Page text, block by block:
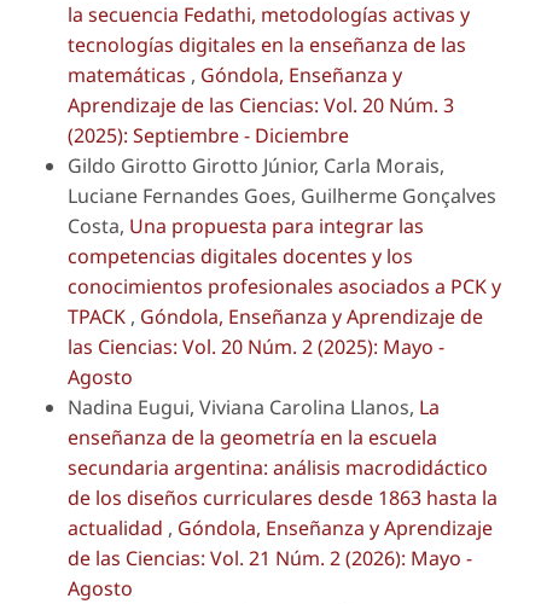
la secuencia Fedathi, metodologías activas y
tecnologías digitales en la enseñanza de las
matemáticas , Góndola, Enseñanza y
Aprendizaje de las Ciencias: Vol. 20 Núm. 3
(2025): Septiembre - Diciembre
Gildo Girotto Girotto Júnior, Carla Morais,
Luciane Fernandes Goes, Guilherme Gonçalves
Costa, Una propuesta para integrar las
competencias digitales docentes y los
conocimientos profesionales asociados a PCK y
TPACK , Góndola, Enseñanza y Aprendizaje de
las Ciencias: Vol. 20 Núm. 2 (2025): Mayo -
Agosto
Nadina Eugui, Viviana Carolina Llanos, La
enseñanza de la geometría en la escuela
secundaria argentina: análisis macrodidáctico
de los diseños curriculares desde 1863 hasta la
actualidad , Góndola, Enseñanza y Aprendizaje
de las Ciencias: Vol. 21 Núm. 2 (2026): Mayo -
Agosto